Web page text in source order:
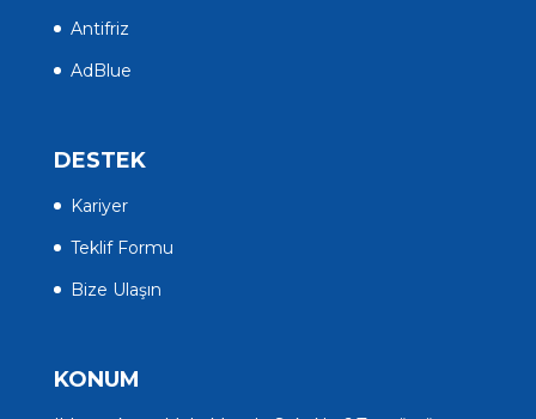
Antifriz
AdBlue
DESTEK
Kariyer
Teklif Formu
Bize Ulaşın
KONUM